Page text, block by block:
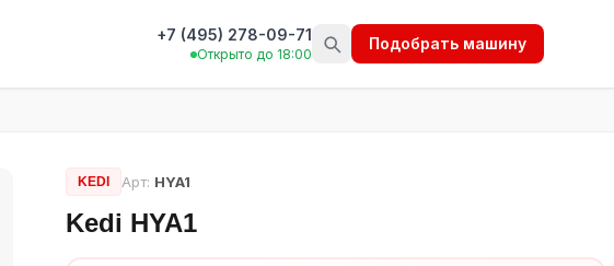
+7 (495) 278-09-71
Открыто до 18:00
Подобрать машину
KEDI Арт: HYA1
Kedi HYA1